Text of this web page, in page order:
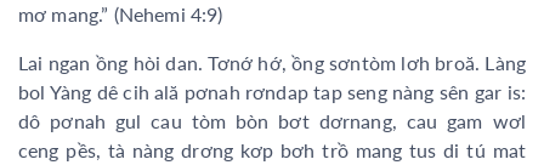
mơ mang.” (Nehemi 4:9)
Lai ngan ồng hòi dan. Tơnớ hớ, ồng sơntòm lơh broă. Làng
bol Yàng dê cih ală pơnah rơndap tap seng nàng sên gar is:
dô pơnah gul cau tòm bòn bơt dơrnang, cau gam wơl
ceng pềs, tà nàng drơng kơp bơh trồ mang tus di tú mat